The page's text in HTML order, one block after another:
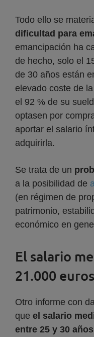
Todo ello se
dificultad para
emancipación ha
de hecho, solo el
de 30 años están
elevado coste de
el 92 % de su
optasen por
aportar el salario
adquirirla.
Se trata de un
a la posibilidad de
(en régimen de
patrimonio,
económico en
El salario
21.000 euros
Otro informe con
que el salario
entre 25 y 30